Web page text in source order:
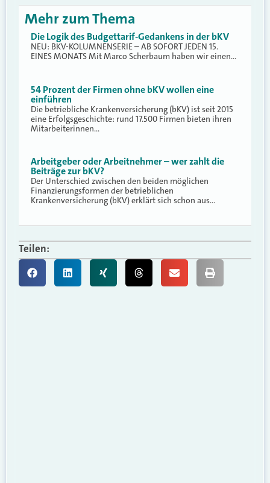
Mehr zum Thema
Die Logik des Budgettarif-Gedankens in der bKV
NEU: BKV-KOLUMNENSERIE – AB SOFORT JEDEN 15.
EINES MONATS Mit Marco Scherbaum haben wir einen…
54 Prozent der Firmen ohne bKV wollen eine
einführen
Die betriebliche Krankenversicherung (bKV) ist seit 2015
eine Erfolgsgeschichte: rund 17.500 Firmen bieten ihren
Mitarbeiterinnen…
Arbeitgeber oder Arbeitnehmer – wer zahlt die
Beiträge zur bKV?
Der Unterschied zwischen den beiden möglichen
Finanzierungsformen der betrieblichen
Krankenversicherung (bKV) erklärt sich schon aus…
Teilen: